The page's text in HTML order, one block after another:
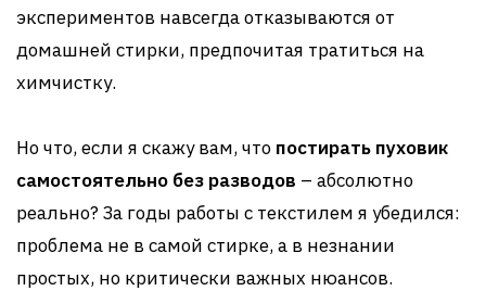
экспериментов навсегда отказываются от
домашней стирки, предпочитая тратиться на
химчистку.
Но что, если я скажу вам, что постирать пуховик
самостоятельно без разводов – абсолютно
реально? За годы работы с текстилем я убедился:
проблема не в самой стирке, а в незнании
простых, но критически важных нюансов.